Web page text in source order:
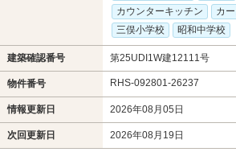
カウンターキッチン
カ
三俣小学校
昭和中学校
建築確認番号 第25UDI1W建12111号
物件番号 RHS-092801-26237
情報更新日 2026年08月05日
次回更新日 2026年08月19日